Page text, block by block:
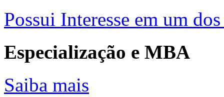
Possui Interesse em um
Especialização e MBA
Saiba mais